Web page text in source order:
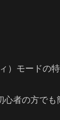
）モードの
心者の方でも